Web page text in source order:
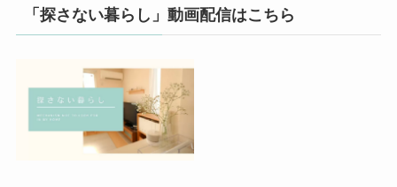
「探さない暮らし」動画配信はこちら